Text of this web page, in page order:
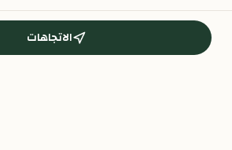
الاتجاهات